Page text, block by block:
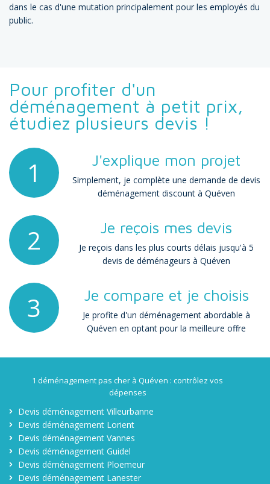
dans le cas d'une mutation principalement pour les employés du
public.
Pour profiter d'un
déménagement à petit prix,
étudiez plusieurs devis !
1 J'explique mon projet
Simplement, je complète une demande de devis
déménagement discount à Quéven
2 Je reçois mes devis
Je reçois dans les plus courts délais jusqu'à 5
devis de déménageurs à Quéven
3 Je compare et je choisis
Je profite d'un déménagement abordable à
Quéven en optant pour la meilleure offre
1 déménagement pas cher à Quéven : contrôlez vos
dépenses
Devis déménagement Villeurbanne
Devis déménagement Lorient
Devis déménagement Vannes
Devis déménagement Guidel
Devis déménagement Ploemeur
Devis déménagement Lanester